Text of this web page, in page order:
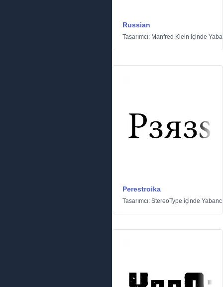
Russian
Tasarımcı: Manfred Klein içinde
Perestroika
Tasarımcı: StereoType içinde Yabancı